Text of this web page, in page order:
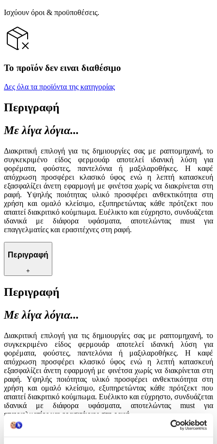
Ισχύουν όροι & προϋποθέσεις.
Το προϊόν δεν ειναι διαθέσιμο
Δες όλα τα προϊόντα της κατηγορίας
Περιγραφή
Με λίγα λόγια...
Διακριτική επιλογή για τις δημιουργίες σας με ραπτομηχανή, το
συγκεκριμένο είδος φερμουάρ αποτελεί ιδανική λύση για
φορέματα, φούστες, παντελόνια ή μαξιλαροθήκες. Η καφέ
απόχρωση προσφέρει κλασικό ύφος ενώ η λεπτή κατασκευή
εξασφαλίζει άνετη εφαρμογή με φινέτσα χωρίς να διακρίνεται στη
ραφή. Υψηλής ποιότητας υλικό προσφέρει ανθεκτικότητα στη
χρήση και ομαλό κλείσιμο, εξυπηρετώντας κάθε πρότζεκτ που
απαιτεί διακριτικό κούμπωμα. Ευέλικτο και εύχρηστο, συνδυάζεται
ιδανικά με διάφορα υφάσματα, αποτελώντας must για
επαγγελματίες και ερασιτέχνες στη ραφή.
Περιγραφή
+
Περιγραφή
Με λίγα λόγια...
Διακριτική επιλογή για τις δημιουργίες σας με ραπτομηχανή, το
συγκεκριμένο είδος φερμουάρ αποτελεί ιδανική λύση για
φορέματα, φούστες, παντελόνια ή μαξιλαροθήκες. Η καφέ
απόχρωση προσφέρει κλασικό ύφος ενώ η λεπτή κατασκευή
εξασφαλίζει άνετη εφαρμογή με φινέτσα χωρίς να διακρίνεται στη
ραφή. Υψηλής ποιότητας υλικό προσφέρει ανθεκτικότητα στη
χρήση και ομαλό κλείσιμο, εξυπηρετώντας κάθε πρότζεκτ που
απαιτεί διακριτικό κούμπωμα. Ευέλικτο και εύχρηστο, συνδυάζεται
ιδανικά με διάφορα υφάσματα, αποτελώντας must για
επαγγελματίες και ερασιτέχνες στη ραφή.
Χαρακτηριστικά